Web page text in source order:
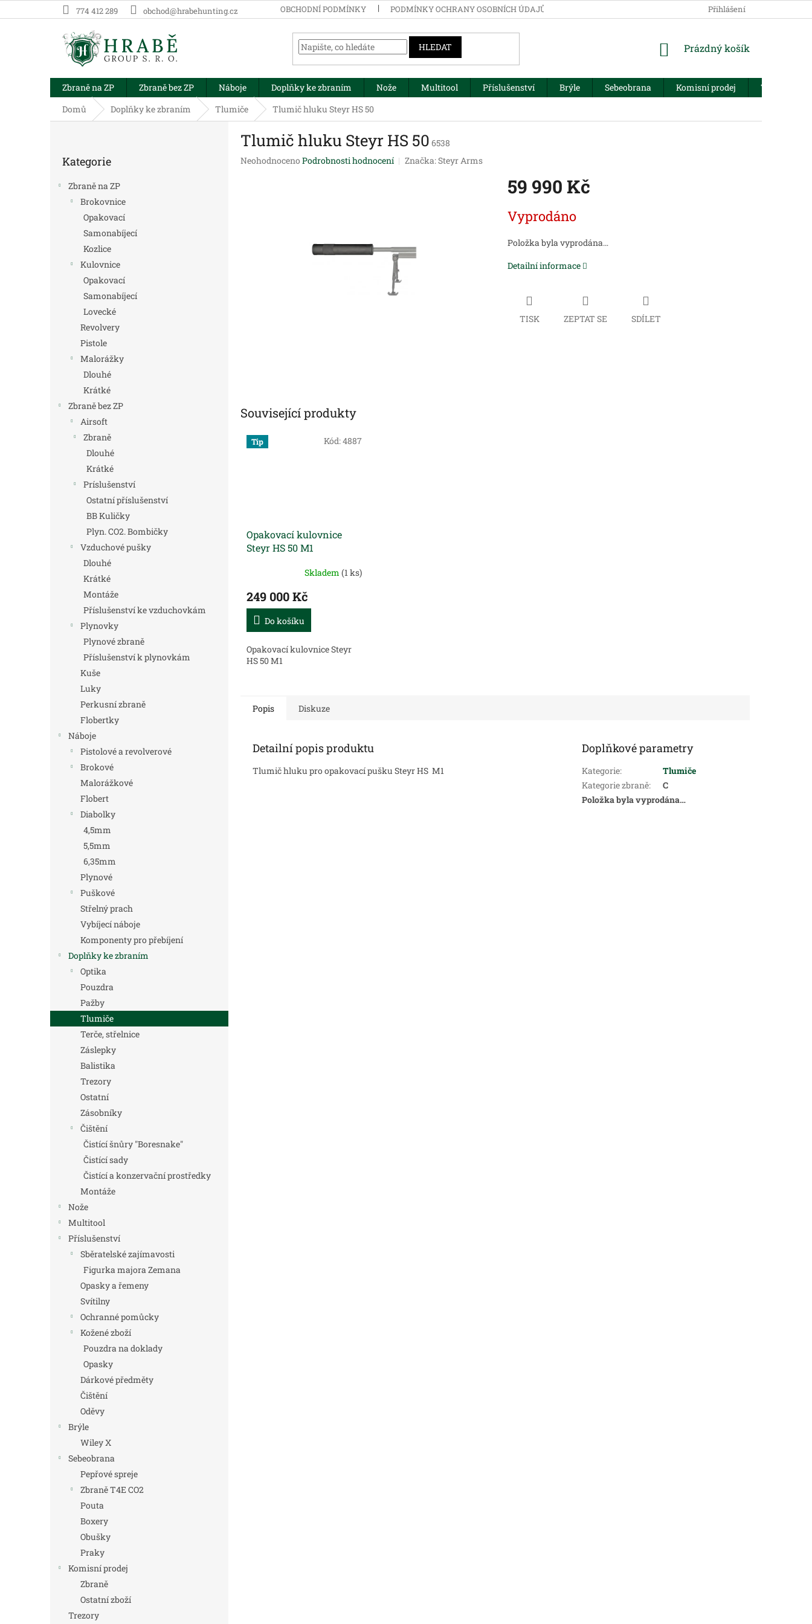
na
774 412 289 obchod@hrabehunting.cz OBCHODNÍ PODMÍNKY PODMÍNKY OCHRANY OSOBNÍCH ÚDAJŮ Přihlášení
HLEDAT
NÁKUPNÍ
Prázdný košík
Zbraně na ZP Zbraně bez ZP Náboje Doplňky ke zbraním Nože Multitool Příslušenství Brýle Sebeobrana Komisní prodej
Trezory
Domů
Doplňky ke zbraním Tlumiče Tlumič hluku Steyr HS 50
kategorie
Kategorie
Zbraně na ZP
Brokovnice
Opakovací
Samonabíjecí
Kozlice
Kulovnice
Opakovací
Samonabíjecí
Lovecké
Revolvery
Pistole
Malorážky
Dlouhé
Krátké
Zbraně bez ZP
Airsoft
Zbraně
Dlouhé
Krátké
Príslušenství
Ostatní příslušenství
BB Kuličky
Plyn. CO2. Bombičky
Vzduchové pušky
Dlouhé
Krátké
Montáže
Příslušenství ke vzduchovkám
Plynovky
Plynové zbraně
Příslušenství k plynovkám
Kuše
Luky
Perkusní zbraně
Flobertky
Náboje
Pistolové a revolverové
Brokové
Malorážkové
Flobert
Diabolky
4,5mm
5,5mm
6,35mm
Plynové
Puškové
Střelný prach
Vybíjecí náboje
Komponenty pro přebíjení
Doplňky ke zbraním
Optika
Pouzdra
Pažby
Tlumiče
Terče, střelnice
Záslepky
Balistika
Trezory
Ostatní
Zásobníky
Čištění
Čistící šnůry "Boresnake"
Čistící sady
Čistící a konzervační prostředky
Montáže
Nože
Multitool
Příslušenství
Sběratelské zajímavosti
Figurka majora Zemana
Opasky a řemeny
Svítilny
Ochranné pomůcky
Kožené zboží
Pouzdra na doklady
Opasky
Dárkové předměty
Čištění
Oděvy
Brýle
Wiley X
Sebeobrana
Pepřové spreje
Zbraně T4E CO2
Pouta
Boxery
Obušky
Praky
Komisní prodej
Zbraně
Ostatní zboží
Trezory
Tlumič hluku Steyr HS 50 6538
Průměrné
Neohodnoceno Podrobnosti hodnocení Značka:Steyr Arms
59 990 Kč
cena:
Vyprodáno
Položka byla vyprodána…
Detailní informace
TISK ZEPTAT SE SDÍLET
Související produkty
Tip
Opakovací kulovnice
Steyr HS 50 M1
Skladem (1 ks)
249 000 Kč
Do košíku
Opakovací kulovnice Steyr
HS 50 M1
Kód:4887
Popis Diskuze
Detailní popis produktu
Tlumič hluku pro opakovací pušku Steyr HS M1
Doplňkové parametry
Kategorie:
Tlumiče
Kategorie zbraně:
C
Položka byla vyprodána…